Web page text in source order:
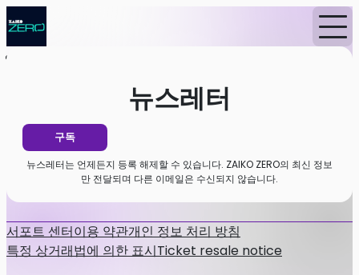
홈
뉴스레터
구독
뉴스레터는 언제든지 등록 해제할 수 있습니다. ZAIKO ZERO의 최신 정보
만 전달되며 다른 이메일은 수신되지 않습니다.
서포트 센터이용 약관개인 정보 처리 방침
특정 상거래법에 의한 표시Ticket resale notice